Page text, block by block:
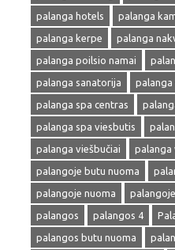
palanga hotels
palanga
palanga kerpe
palanga
palanga poilsio namai
palanga sanatorija
palanga
palanga spa centras
palanga spa viesbutis
palanga viešbučiai
palanga
palangoje butu nuoma
palangoje nuoma
palangos
palangos 4
palangos butu nuoma